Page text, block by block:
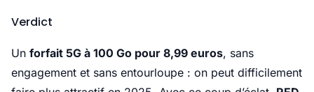
Verdict
Un forfait 5G à 100 Go pour 8,99 euros, sans
engagement et sans entourloupe : on peut difficilement